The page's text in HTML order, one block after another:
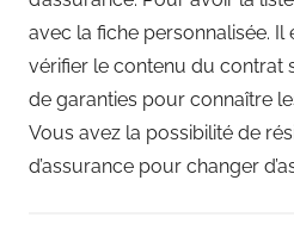
avec la fiche personnalisée. Il
vérifier le contenu du contrat
de garanties pour connaître
Vous avez la possibilité de
d’assurance pour changer